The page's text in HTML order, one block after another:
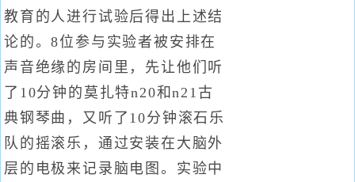
教育的人进行试验后得出上述结
论的。8位参与实验者被安排在
声音绝缘的房间里，先让他们听
了10分钟的莫扎特n20和n21古
典钢琴曲，又听了10分钟滚石乐
队的摇滚乐，通过安装在大脑外
层的电极来记录脑电图。实验中